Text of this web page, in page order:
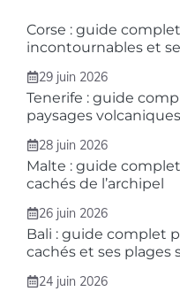
Corse : guide
incontournables et
29 juin 2026
Tenerife : guide
paysages
28 juin 2026
Malte : guide
cachés de l’archipel
26 juin 2026
Bali : guide complet
cachés et ses plages
24 juin 2026